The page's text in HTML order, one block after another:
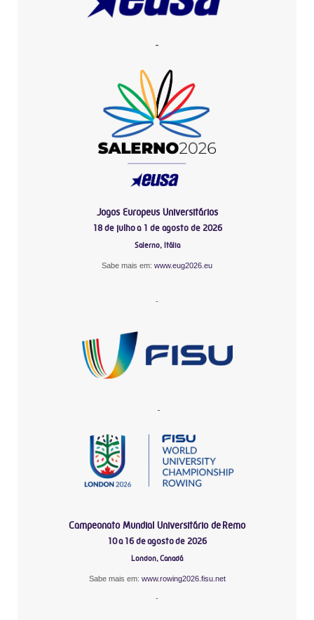
-
Jogos Europeus Universitários
18 de julho a 1 de agosto de 2026
Salerno, Itália
Sabe mais em: www.eug2026.eu
-
-
Campeonato Mundial Universitário de Remo
10 a 16 de agosto de 2026
London, Canadá
Sabe mais em: www.rowing2026.fisu.net
-